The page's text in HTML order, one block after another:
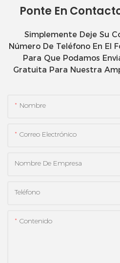
Ponte En
Simplemente Deje Su
Número De Teléfono En El
Para Que Podamos
Gratuita Para Nuestra
Nombre
Correo Electrónico
Nombre De Empresa
Teléfono
Contenido